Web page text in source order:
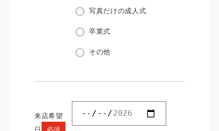
写真だけの成人式
卒業式
その他
来店希望
日
必須